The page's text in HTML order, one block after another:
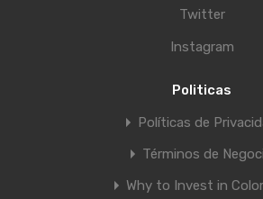
Twitter
Instagram
Politicas
Políticas de
Términos de
Why to Invest in